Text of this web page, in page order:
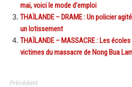
mai, voici le mode d’emploi
THAÏLANDE – DRAME : Un policier
un lotissement
THAÏLANDE – MASSACRE : Les
victimes du massacre de Nong Bua
Précédent